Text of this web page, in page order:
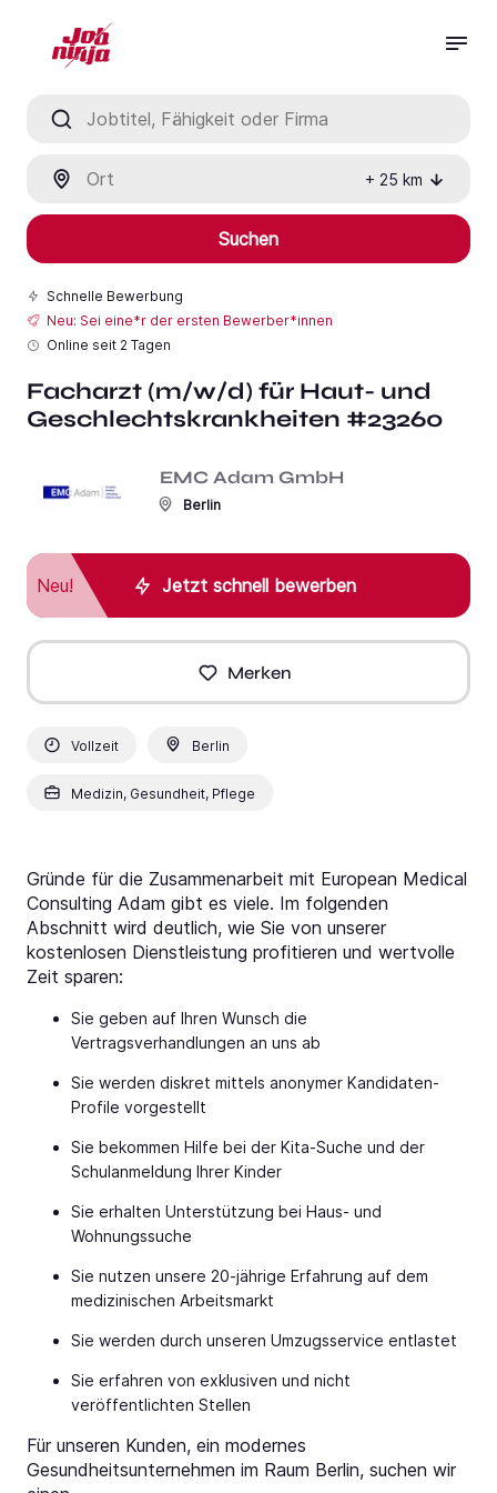
+ 25 km
Suchen
Schnelle Bewerbung
Neu: Sei eine*r der ersten Bewerber*innen
Online seit 2 Tagen
Facharzt (m/w/d) für Haut- und
Geschlechtskrankheiten #23260
EMC Adam GmbH
Berlin
Jetzt schnell bewerben
Neu!
Merken
Vollzeit Berlin
Medizin, Gesundheit, Pflege
Gründe für die Zusammenarbeit mit European Medical
Consulting Adam gibt es viele. Im folgenden
Abschnitt wird deutlich, wie Sie von unserer
kostenlosen Dienstleistung profitieren und wertvolle
Zeit sparen:
Sie geben auf Ihren Wunsch die
Vertragsverhandlungen an uns ab
Sie werden diskret mittels anonymer Kandidaten-
Profile vorgestellt
Sie bekommen Hilfe bei der Kita-Suche und der
Schulanmeldung Ihrer Kinder
Sie erhalten Unterstützung bei Haus- und
Wohnungssuche
Sie nutzen unsere 20-jährige Erfahrung auf dem
medizinischen Arbeitsmarkt
Sie werden durch unseren Umzugsservice entlastet
Sie erfahren von exklusiven und nicht
veröffentlichten Stellen
Für unseren Kunden, ein modernes
Gesundheitsunternehmen im Raum Berlin, suchen wir